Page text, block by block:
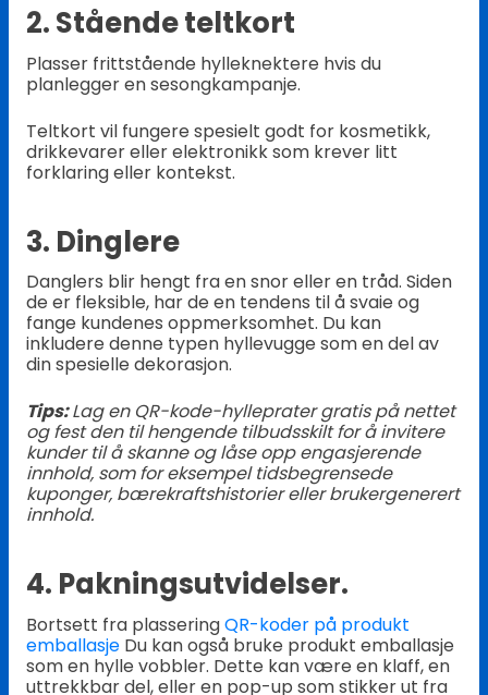
2. Stående teltkort
Plasser frittstående hylleknektere hvis du
planlegger en sesongkampanje.
Teltkort vil fungere spesielt godt for kosmetikk,
drikkevarer eller elektronikk som krever litt
forklaring eller kontekst.
3. Dinglere
Danglers blir hengt fra en snor eller en tråd. Siden
de er fleksible, har de en tendens til å svaie og
fange kundenes oppmerksomhet. Du kan
inkludere denne typen hyllevugge som en del av
din spesielle dekorasjon.
Tips:Lag en QR-kode-hylleprater gratis på nettet
og fest den til hengende tilbudsskilt for å invitere
kunder til å skanne og låse opp engasjerende
innhold, som for eksempel tidsbegrensede
kuponger, bærekraftshistorier eller brukergenerert
innhold.
4. Pakningsutvidelser.
Bortsett fra plasseringQR-koder på produkt
emballasje Du kan også bruke produkt emballasje
som en hylle vobbler. Dette kan være en klaff, en
uttrekkbar del, eller en pop-up som stikker ut fra